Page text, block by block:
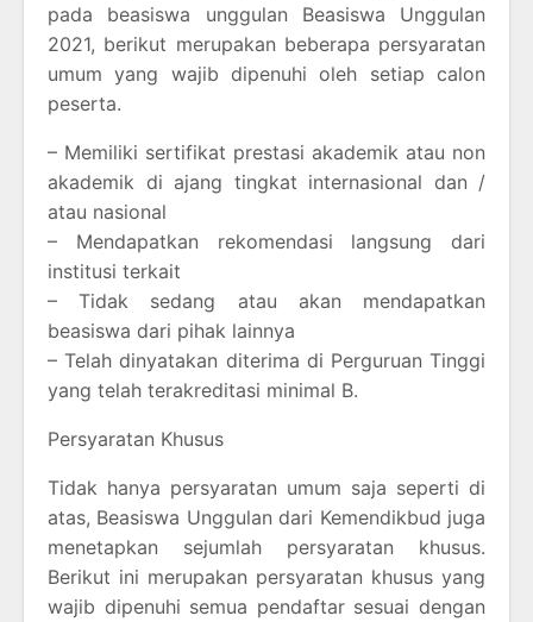
pada beasiswa unggulan Beasiswa Unggulan
2021, berikut merupakan beberapa persyaratan
umum yang wajib dipenuhi oleh setiap calon
peserta.
– Memiliki sertifikat prestasi akademik atau non
akademik di ajang tingkat internasional dan /
atau nasional
– Mendapatkan rekomendasi langsung dari
institusi terkait
– Tidak sedang atau akan mendapatkan
beasiswa dari pihak lainnya
– Telah dinyatakan diterima di Perguruan Tinggi
yang telah terakreditasi minimal B.
Persyaratan Khusus
Tidak hanya persyaratan umum saja seperti di
atas, Beasiswa Unggulan dari Kemendikbud juga
menetapkan sejumlah persyaratan khusus.
Berikut ini merupakan persyaratan khusus yang
wajib dipenuhi semua pendaftar sesuai dengan